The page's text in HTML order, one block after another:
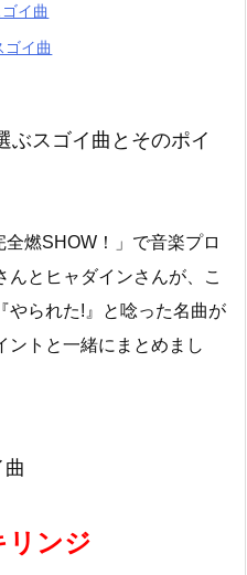
イ曲
ゴイ曲
ぶスゴイ曲とそのポイ
燃SHOW！」で音楽プロ
んとヒャダインさんが、こ
やられた!』と唸った名曲が
ントと一緒にまとめまし
リンジ